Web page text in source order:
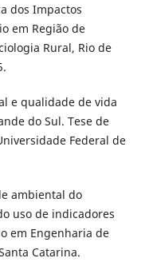
dos Impactos
em Região de
Rural, Rio de
e qualidade de vida
do Sul. Tese de
Federal de
ambiental do
uso de indicadores
em Engenharia de
Catarina.